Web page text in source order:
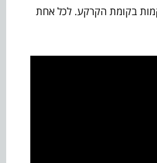
הממוקמות בקומת הקרקע. לכל אחת